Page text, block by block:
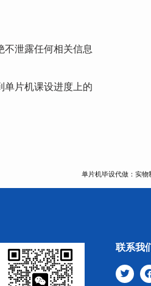
不泄露任何相关信息
单片机课设进度上的
单片机毕设代做：实
联系我